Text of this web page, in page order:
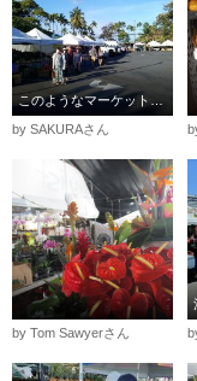
by SAKURAさん
by Tom Sawyerさん